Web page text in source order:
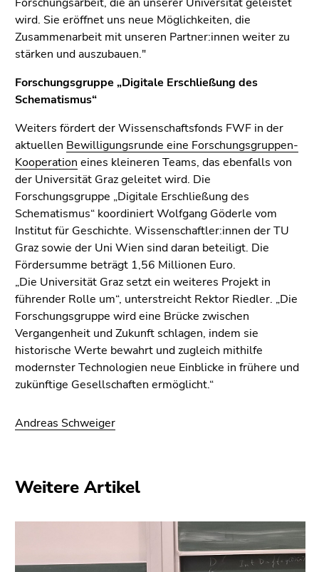
wird. Sie eröffnet uns neue Möglichkeiten, die
Zusammenarbeit mit unseren Partner:innen weiter zu
stärken und auszubauen."
Forschungsgruppe „Digitale Erschließung des
Schematismus“
Weiters fördert der Wissenschaftsfonds FWF in der
aktuellen Bewilligungsrunde eine Forschungsgruppen-
Kooperation eines kleineren Teams, das ebenfalls von
der Universität Graz geleitet wird. Die
Forschungsgruppe „Digitale Erschließung des
Schematismus“ koordiniert Wolfgang Göderle vom
Institut für Geschichte. Wissenschaftler:innen der TU
Graz sowie der Uni Wien sind daran beteiligt. Die
Fördersumme beträgt 1,56 Millionen Euro.
„Die Universität Graz setzt ein weiteres Projekt in
führender Rolle um“, unterstreicht Rektor Riedler. „Die
Forschungsgruppe wird eine Brücke zwischen
Vergangenheit und Zukunft schlagen, indem sie
historische Werte bewahrt und zugleich mithilfe
modernster Technologien neue Einblicke in frühere und
zukünftige Gesellschaften ermöglicht.“
Andreas Schweiger
Weitere Artikel